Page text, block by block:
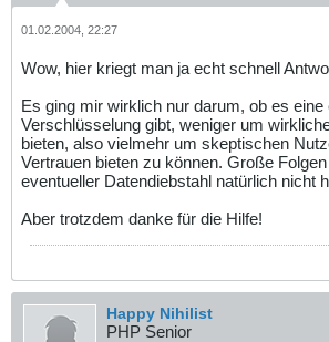
01.02.2004, 22:27
Wow, hier kriegt man ja echt schnell
Es ging mir wirklich nur darum, ob es
Verschlüsselung gibt, weniger um
bieten, also vielmehr um skeptischen
Vertrauen bieten zu können. Große
eventueller Datendiebstahl natürlich nicht
Aber trotzdem danke für die Hilfe!
Happy Nihilist
PHP Senior